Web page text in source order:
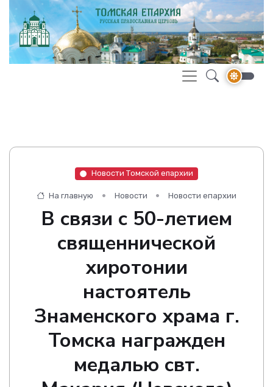
Новости Томской епархии
На главную Новости Новости епархии
В связи с 50-летием
священнической
хиротонии
настоятель
Знаменского храма г.
Томска награжден
медалью свт.